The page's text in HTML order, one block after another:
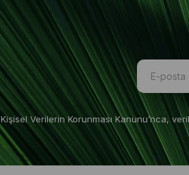
Kişisel Verilerin Korunması Kanunu’nca,